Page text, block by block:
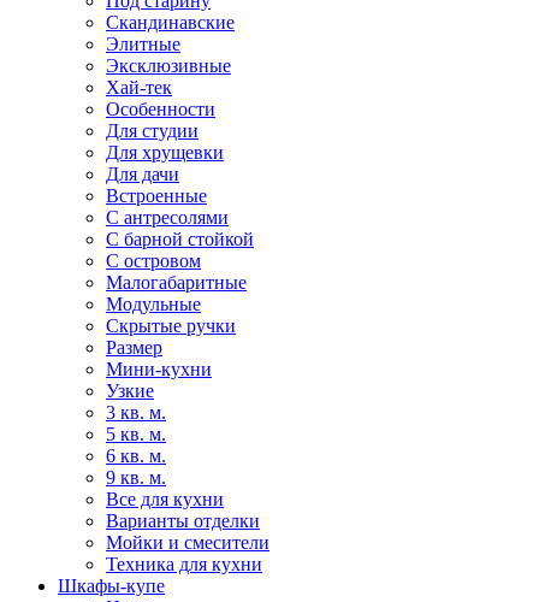
Скандинавские
Элитные
Эксклюзивные
Хай-тек
Особенности
Для студии
Для хрущевки
Для дачи
Встроенные
С антресолями
С барной стойкой
С островом
Малогабаритные
Модульные
Скрытые ручки
Размер
Мини-кухни
Узкие
3 кв. м.
5 кв. м.
6 кв. м.
9 кв. м.
Все для кухни
Варианты отделки
Мойки и смесители
Техника для кухни
Шкафы-купе